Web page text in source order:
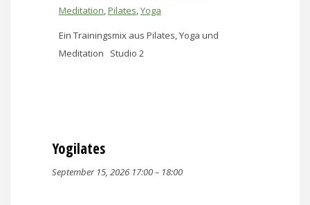
Meditation,Pilates,Yoga
Ein Trainingsmix aus Pilates, Yoga und
Meditation Studio 2
Yogilates
September 15, 2026 17:00– 18:00